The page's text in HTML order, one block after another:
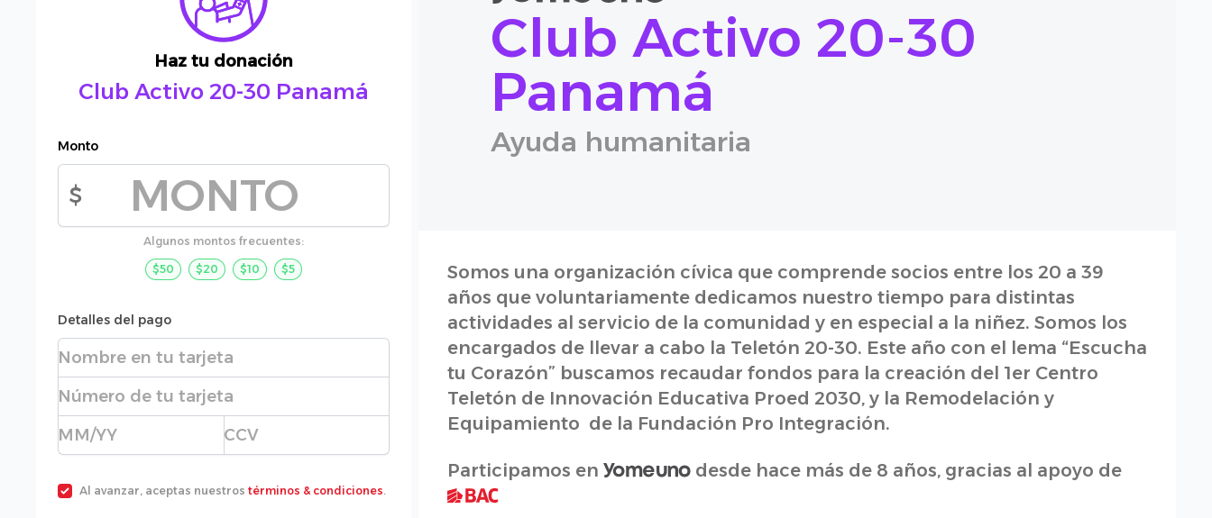
Haz tu donación
Club Activo 20-30 Panamá
Monto
Monto de la donación
$
Algunos montos frecuentes:
$50 $20 $10 $5
Detalles del pago
Nombre completo
Número de tarjeta
Fecha de expiración CVC
Al avanzar, aceptas nuestros términos & condiciones.
Club Activo 20-30
Panamá
Ayuda humanitaria
Somos una organización cívica que comprende socios entre los 20 a 39
años que voluntariamente dedicamos nuestro tiempo para distintas
actividades al servicio de la comunidad y en especial a la niñez. Somos los
encargados de llevar a cabo la Teletón 20-30. Este año con el lema “Escucha
tu Corazón” buscamos recaudar fondos para la creación del 1er Centro
Teletón de Innovación Educativa Proed 2030, y la Remodelación y
Equipamiento de la Fundación Pro Integración.
Participamos en desde hace más de 8 años, gracias al apoyo de